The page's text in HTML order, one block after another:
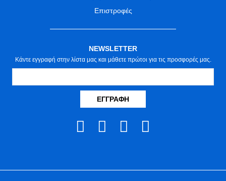
Επιστροφές
NEWSLETTER
Κάντε εγγραφή στην λίστα μας και μάθετε πρώτοι για τις προσφορές μας.
ΕΓΓΡΑΦΉ